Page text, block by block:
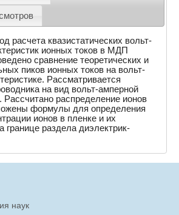
расчета квазистатических вольт-
ионных токов в МДП
сравнение теоретических и
пиков ионных токов на вольт-
Рассматривается
на вид вольт-амперной
Рассчитано распределение ионов
формулы для определения
ионов в пленке и их
границе раздела диэлектрик-
наук